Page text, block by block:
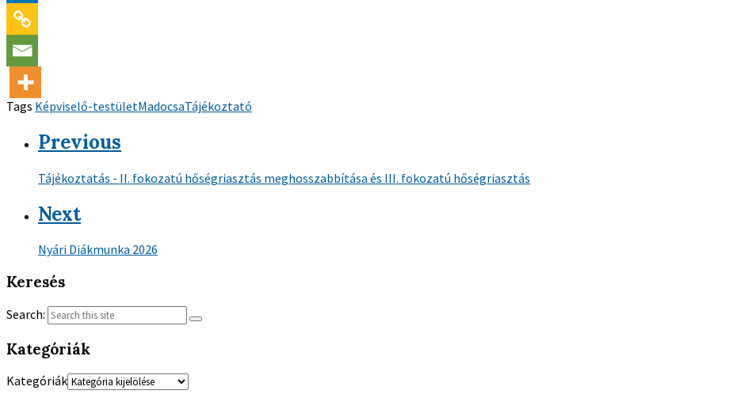
Tags Képviselő-testületMadocsaTájékoztató
Previous
Tájékoztatás - II. fokozatú hőségriasztás meghosszabbítása és III. fokozatú hőségriasztás
Next
Nyári Diákmunka 2026
Keresés
Search:
Kategóriák
Kategóriák